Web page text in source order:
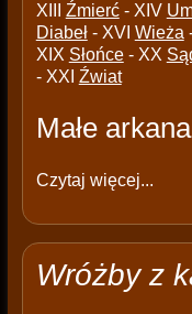
XIII Źmierć- XIV
Diabeł- XVI Wieża
XIX Słońce- XX
- XXI Źwiat
Małe arkana
Czytaj więcej...
Wróżby z